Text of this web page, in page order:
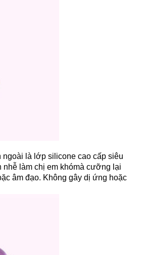
là lớp silicone cao cấp siêu
làm chị em khómà cưỡng lại
âm đạo. Không gây dị ứng hoặc